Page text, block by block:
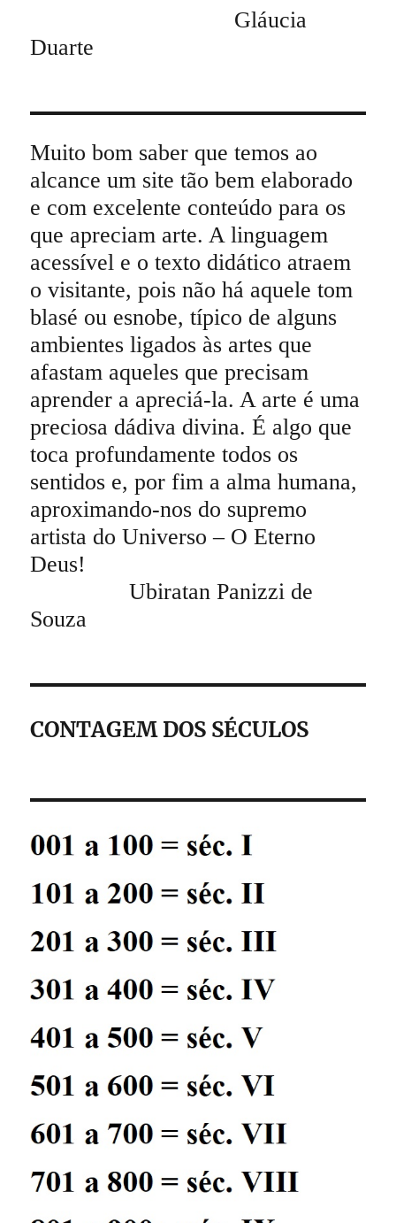
Gláucia
Duarte
Muito bom saber que temos ao
alcance um site tão bem elaborado
e com excelente conteúdo para os
que apreciam arte. A linguagem
acessível e o texto didático atraem
o visitante, pois não há aquele tom
blasé ou esnobe, típico de alguns
ambientes ligados às artes que
afastam aqueles que precisam
aprender a apreciá-la. A arte é uma
preciosa dádiva divina. É algo que
toca profundamente todos os
sentidos e, por fim a alma humana,
aproximando-nos do supremo
artista do Universo – O Eterno
Deus!
Ubiratan Panizzi de
Souza
CONTAGEM DOS SÉCULOS